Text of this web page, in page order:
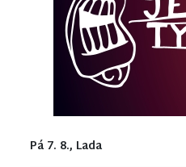
Pá 7. 8., Lada